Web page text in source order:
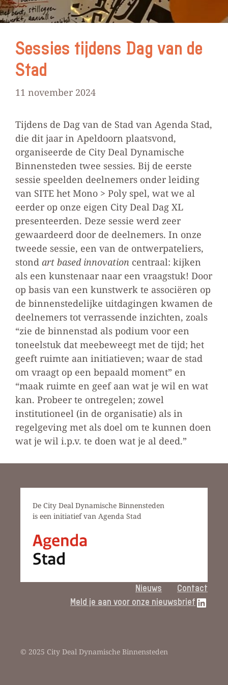
Sessies tijdens Dag van de
Stad
11 november 2024
Tijdens de Dag van de Stad van Agenda Stad,
die dit jaar in Apeldoorn plaatsvond,
organiseerde de City Deal Dynamische
Binnensteden twee sessies. Bij de eerste
sessie speelden deelnemers onder leiding
van SITE het Mono > Poly spel, wat we al
eerder op onze eigen City Deal Dag XL
presenteerden. Deze sessie werd zeer
gewaardeerd door de deelnemers. In onze
tweede sessie, een van de ontwerpateliers,
stond art based innovation centraal: kijken
als een kunstenaar naar een vraagstuk! Door
op basis van een kunstwerk te associëren op
de binnenstedelijke uitdagingen kwamen de
deelnemers tot verrassende inzichten, zoals
“zie de binnenstad als podium voor een
toneelstuk dat meebeweegt met de tijd; het
geeft ruimte aan initiatieven; waar de stad
om vraagt op een bepaald moment” en
“maak ruimte en geef aan wat je wil en wat
kan. Probeer te ontregelen; zowel
institutioneel (in de organisatie) als in
regelgeving met als doel om te kunnen doen
wat je wil i.p.v. te doen wat je al deed.”
De City Deal Dynamische Binnensteden
is een initiatief van Agenda Stad
Nieuws
Contact
Meld je aan voor onze nieuwsbriefLinkedIn link
© 2025 City Deal Dynamische Binnensteden